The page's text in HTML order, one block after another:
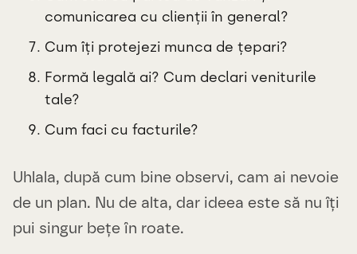
comunicarea cu clienții în general?
Cum îți protejezi munca de țepari?
Formă legală ai? Cum declari veniturile
tale?
Cum faci cu facturile?
Uhlala, după cum bine observi, cam ai nevoie
de un plan. Nu de alta, dar ideea este să nu îți
pui singur bețe în roate.